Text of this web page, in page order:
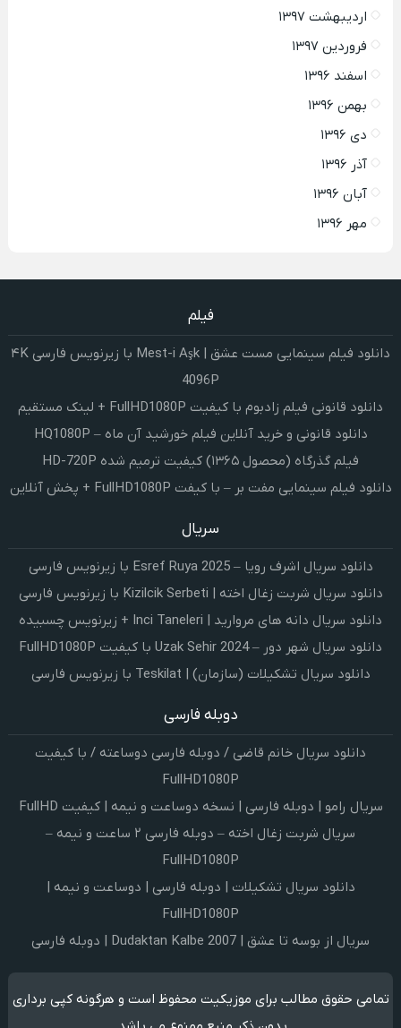
اردیبهشت ۱۳۹۷
فروردین ۱۳۹۷
اسفند ۱۳۹۶
بهمن ۱۳۹۶
دی ۱۳۹۶
آذر ۱۳۹۶
آبان ۱۳۹۶
مهر ۱۳۹۶
فیلم
دانلود فیلم سینمایی مست عشق | Mest-i Aşk با زیرنویس فارسی ۴K
4096P
دانلود قانونی فیلم زادبوم با کیفیت FullHD1080P + لینک مستقیم
دانلود قانونی و خرید آنلاین فیلم خورشید آن ماه – HQ1080P
فیلم گذرگاه (محصول ۱۳۶۵) کیفیت ترمیم شده HD-720P
دانلود فیلم سینمایی مفت بر – با کیفت FullHD1080P + پخش آنلاین
سریال
دانلود سریال اشرف رویا – Esref Ruya 2025 با زیرنویس فارسی
دانلود سریال شربت زغال اخته | Kizilcik Serbeti با زیرنویس فارسی
دانلود سریال دانه های مروارید | Inci Taneleri + زیرنویس چسبیده
دانلود سریال شهر دور – Uzak Sehir 2024 با کیفیت FullHD1080P
دانلود سریال تشکیلات (سازمان) | Teskilat با زیرنویس فارسی
دوبله فارسی
دانلود سریال خانم قاضی / دوبله فارسی دوساعته / با کیفیت
FullHD1080P
سریال رامو | دوبله فارسی | نسخه دوساعت و نیمه | کیفیت FullHD
سریال شربت زغال اخته – دوبله فارسی ۲ ساعت و نیمه –
FullHD1080P
دانلود سریال تشکیلات | دوبله فارسی | دوساعت و نیمه |
FullHD1080P
سریال از بوسه تا عشق | Dudaktan Kalbe 2007 | دوبله فارسی
تمامی حقوق مطالب برای موزیکیت محفوظ است و هرگونه کپی برداری